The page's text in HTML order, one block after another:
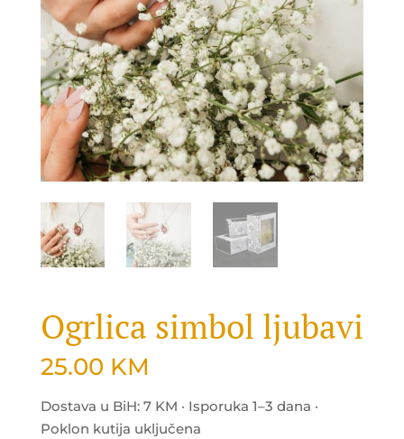
Ogrlica simbol ljubavi
25.00 KM
Dostava u BiH: 7 KM · Isporuka 1–3 dana ·
Poklon kutija uključena